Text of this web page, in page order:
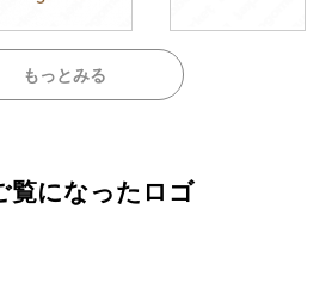
もっとみる
覧になったロゴ